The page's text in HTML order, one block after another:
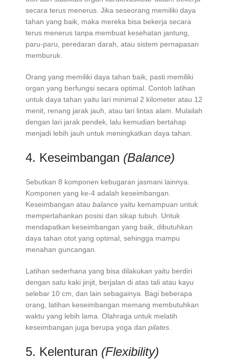
secara terus menerus. Jika seseorang memiliki daya
tahan yang baik, maka mereka bisa bekerja secara
terus menerus tanpa membuat kesehatan jantung,
paru-paru, peredaran darah, atau sistem pernapasan
memburuk.
Orang yang memiliki daya tahan baik, pasti memiliki
organ yang berfungsi secara optimal. Contoh latihan
untuk daya tahan yaitu lari minimal 2 kilometer atau 12
menit, renang jarak jauh, atau lari lintas alam. Mulailah
dengan lari jarak pendek, lalu kemudian bertahap
menjadi lebih jauh untuk meningkatkan daya tahan.
4. Keseimbangan (Balance)
Sebutkan 8 komponen kebugaran jasmani lainnya.
Komponen yang ke-4 adalah keseimbangan.
Keseimbangan atau balance yaitu kemampuan untuk
mempertahankan posisi dan sikap tubuh. Untuk
mendapatkan keseimbangan yang baik, dibutuhkan
daya tahan otot yang optimal, sehingga mampu
menahan guncangan.
Latihan sederhana yang bisa dilakukan yaitu berdiri
dengan satu kaki jinjit, berjalan di atas tali atau kayu
selebar 10 cm, dan lain sebagainya. Bagi beberapa
orang, latihan keseimbangan memang membutuhkan
waktu yang lebih lama. Olahraga untuk melatih
keseimbangan juga berupa yoga dan pilates
5. Kelenturan (Flexibility)